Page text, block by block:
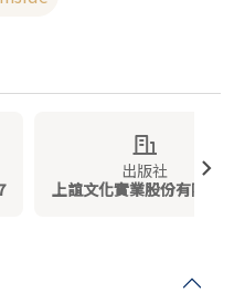
出版社
上誼文化實業股份有限公